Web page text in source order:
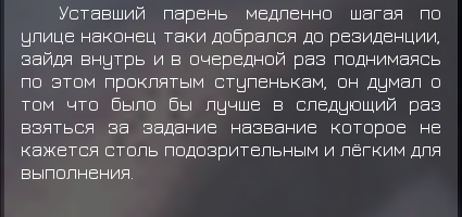
Уставший парень медленно шагая по
улице наконец таки добрался до резиденции,
зайдя внутрь и в очередной раз поднимаясь
по этом проклятым ступенькам, он думал о
том что было бы лучше в следующий раз
взяться за задание название которое не
кажется столь подозрительным и лёгким для
выполнения.